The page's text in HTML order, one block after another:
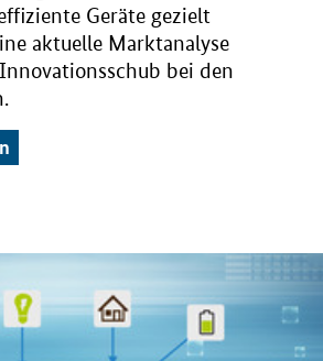
Geräte gezielt
aktuelle Marktanalyse
bei den